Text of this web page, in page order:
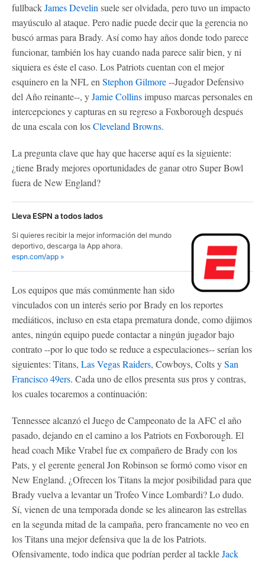
fullbackJames Develin suele ser olvidada, pero tuvo un impacto
mayúsculo al ataque. Pero nadie puede decir que la gerencia no
buscó armas para Brady. Así como hay años donde todo parece
funcionar, también los hay cuando nada parece salir bien, y ni
siquiera es éste el caso. Los Patriots cuentan con el mejor
esquinero en la NFL en Stephon Gilmore--Jugador Defensivo
del Año reinante--, yJamie Collinsimpuso marcas personales en
intercepciones y capturas en su regreso a Foxborough después
de una escala con losCleveland Browns.
La pregunta clave que hay que hacerse aquí es la siguiente:
¿tiene Brady mejores oportunidades de ganar otro Super Bowl
fuera de New England?
Lleva ESPN a todos lados
Si quieres recibir la mejor información del mundo
deportivo, descarga la App ahora.
espn.com/app »
Los equipos que más comúnmente han sido
vinculados con un interés serio por Brady en los reportes
mediáticos, incluso en esta etapa prematura donde, como dijimos
antes, ningún equipo puede contactar a ningún jugador bajo
contrato --por lo que todo se reduce a especulaciones-- serían los
siguientes: Titans, Las Vegas Raiders, Cowboys, Colts ySan
Francisco 49ers. Cada uno de ellos presenta sus pros y contras,
los cuales tocaremos a continuación:
Tennessee alcanzó el Juego de Campeonato de la AFC el año
pasado, dejando en el camino a los Patriots en Foxborough. El
head coach Mike Vrabel fue ex compañero de Brady con los
Pats, y el gerente general Jon Robinson se formó como visor en
New England. ¿Ofrecen los Titans la mejor posibilidad para que
Brady vuelva a levantar un Trofeo Vince Lombardi? Lo dudo.
Sí, vienen de una temporada donde se les alinearon las estrellas
en la segunda mitad de la campaña, pero francamente no veo en
los Titans una mejor defensiva que la de los Patriots.
Ofensivamente, todo indica que podrían perder al tackleJack